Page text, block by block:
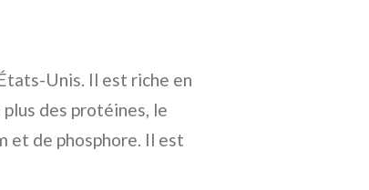
Unis. Il est riche en
des protéines, le
et de phosphore. Il est